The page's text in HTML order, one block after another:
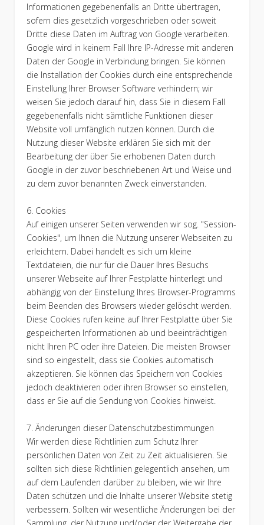
Informationen gegebenenfalls an Dritte übertragen,
sofern dies gesetzlich vorgeschrieben oder soweit
Dritte diese Daten im Auftrag von Google verarbeiten.
Google wird in keinem Fall Ihre IP-Adresse mit anderen
Daten der Google in Verbindung bringen. Sie können
die Installation der Cookies durch eine entsprechende
Einstellung Ihrer Browser Software verhindern; wir
weisen Sie jedoch darauf hin, dass Sie in diesem Fall
gegebenenfalls nicht sämtliche Funktionen dieser
Website voll umfänglich nutzen können. Durch die
Nutzung dieser Website erklären Sie sich mit der
Bearbeitung der über Sie erhobenen Daten durch
Google in der zuvor beschriebenen Art und Weise und
zu dem zuvor benannten Zweck einverstanden.
6. Cookies
Auf einigen unserer Seiten verwenden wir sog. "Session-
Cookies", um Ihnen die Nutzung unserer Webseiten zu
erleichtern. Dabei handelt es sich um kleine
Textdateien, die nur für die Dauer Ihres Besuchs
unserer Webseite auf Ihrer Festplatte hinterlegt und
abhängig von der Einstellung Ihres Browser-Programms
beim Beenden des Browsers wieder gelöscht werden.
Diese Cookies rufen keine auf Ihrer Festplatte über Sie
gespeicherten Informationen ab und beeinträchtigen
nicht Ihren PC oder ihre Dateien. Die meisten Browser
sind so eingestellt, dass sie Cookies automatisch
akzeptieren. Sie können das Speichern von Cookies
jedoch deaktivieren oder ihren Browser so einstellen,
dass er Sie auf die Sendung von Cookies hinweist.
7. Änderungen dieser Datenschutzbestimmungen
Wir werden diese Richtlinien zum Schutz Ihrer
persönlichen Daten von Zeit zu Zeit aktualisieren. Sie
sollten sich diese Richtlinien gelegentlich ansehen, um
auf dem Laufenden darüber zu bleiben, wie wir Ihre
Daten schützen und die Inhalte unserer Website stetig
verbessern. Sollten wir wesentliche Änderungen bei der
Sammlung, der Nutzung und/oder der Weitergabe der